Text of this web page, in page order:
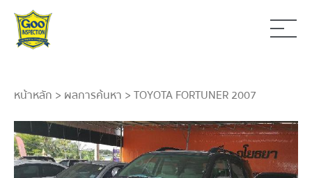
หน้าหลัก > ผลการค้นหา > TOYOTA FORTUNER 2007